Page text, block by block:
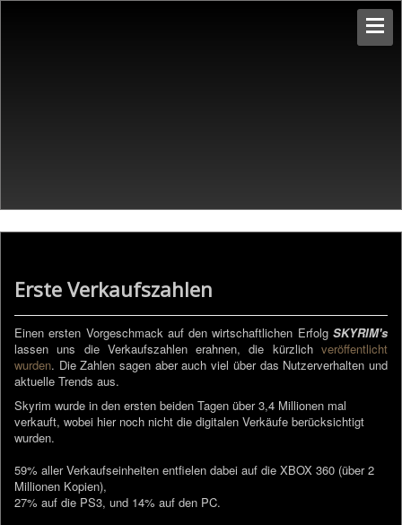
Erste Verkaufszahlen
Einen ersten Vorgeschmack auf den wirtschaftlichen Erfolg SKYRIM's
lassen uns die Verkaufszahlen erahnen, die kürzlich veröffentlicht
wurden. Die Zahlen sagen aber auch viel über das Nutzerverhalten und
aktuelle Trends aus.
Skyrim wurde in den ersten beiden Tagen über 3,4 Millionen mal
verkauft, wobei hier noch nicht die digitalen Verkäufe berücksichtigt
wurden.
59% aller Verkaufseinheiten entfielen dabei auf die XBOX 360 (über 2
Millionen Kopien),
27% auf die PS3, und 14% auf den PC.